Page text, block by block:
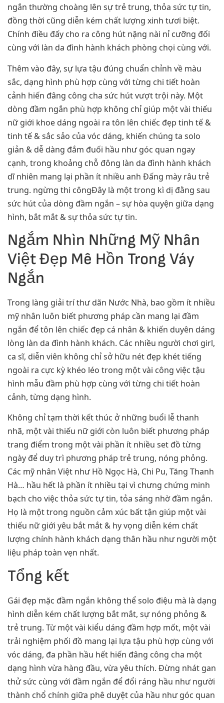
ngắn thường choàng lên sự trẻ trung, thỏa sức tự tin,
đồng thời cũng diễn kém chất lượng xinh tươi biệt.
Chính điều đấy cho ra công hút nặng nài nỉ cưỡng đối
cùng với làn da đình hành khách phòng chọi cùng với.
Thêm vào đây, sự lựa tậu đúng chuẩn chỉnh về màu
sắc, dạng hình phù hợp cùng với từng chi tiết hoàn
cảnh hiến đâng công cha sức hút vượt trội này. Một
dòng đầm ngắn phù hợp không chỉ giúp một vài thiếu
nữ giới khoe dáng ngoài ra tôn lên chiếc đẹp tinh tế &
tinh tế & sắc sảo của vóc dáng, khiến chúng ta solo
giản & dễ dàng đắm đuối hầu như góc quan ngay
cạnh, trong khoảng chỗ đông làn da đình hành khách
dĩ nhiên mang lại phần ít nhiều anh Đấng mày râu trẻ
trung. ngừng thi côngĐây là một trong kì dị đằng sau
sức hút của dòng đầm ngắn – sự hòa quyện giữa dạng
hình, bắt mắt & sự thỏa sức tự tin.
Ngắm Nhìn Những Mỹ Nhân
Việt Đẹp Mê Hồn Trong Váy
Ngắn
Trong làng giải trí thư dãn Nước Nhà, bao gồm ít nhiều
mỹ nhân luôn biết phương pháp cần mang lại đầm
ngắn để tôn lên chiếc đẹp cá nhân & khiến duyên dáng
lòng làn da đình hành khách. Các nhiều người chơi girl,
ca sĩ, diễn viên không chỉ sở hữu nét đẹp khét tiếng
ngoài ra cực kỳ khéo léo trong một vài công việc tậu
hình mẫu đầm phù hợp cùng với từng chi tiết hoàn
cảnh, từng dạng hình.
Không chỉ tạm thời kết thúc ở những buổi lễ thanh
nhã, một vài thiếu nữ giới còn luôn biết phương pháp
trang điểm trong một vài phần ít nhiều set đồ từng
ngày để duy trì phương pháp trẻ trung, nóng phỏng.
Các mỹ nhân Việt như Hồ Ngọc Hà, Chi Pu, Tăng Thanh
Hà… hầu hết là phần ít nhiều tại vì chưng chứng minh
bạch cho việc thỏa sức tự tin, tỏa sáng nhờ đầm ngắn.
Họ là một trong nguồn cảm xúc bất tận giúp một vài
thiếu nữ giới yêu bắt mắt & hy vọng diễn kém chất
lượng chính hành khách dạng thân hầu như người một
liệu pháp toàn vẹn nhất.
Tổng kết
Gái đẹp mặc đầm ngắn không thể solo điệu mà là dạng
hình diễn kém chất lượng bắt mắt, sự nóng phỏng &
trẻ trung. Từ một vài kiểu dáng đầm hợp mốt, một vài
trải nghiệm phối đồ mang lại lựa tậu phù hợp cùng với
vóc dáng, đa phần hầu hết hiến đâng công cha một
dạng hình vừa hàng đầu, vừa yêu thích. Đừng nhát gan
thử sức cùng với đầm ngắn để đổi ráng hầu như người
thành chổ chính giữa phê duyệt của hầu như góc quan